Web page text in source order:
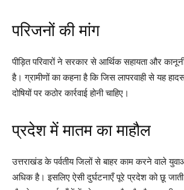
परिजनों की मांग
पीड़ित परिवारों ने सरकार से आर्थिक सहायता और कानूनी
है। ग्रामीणों का कहना है कि जिस लापरवाही से यह
दोषियों पर कठोर कार्रवाई होनी चाहिए।
प्रदेश में मातम का माहौल
उत्तराखंड के पर्वतीय जिलों से बाहर काम करने वाले
अधिक है। इसलिए ऐसी दुर्घटनाएँ पूरे प्रदेश को छू जाती